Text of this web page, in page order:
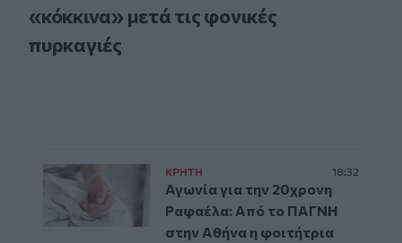
«κόκκινα» μετά τις φονικές
πυρκαγιές
ΚΡΗΤΗ 18:32
Αγωνία για την 20χρονη
Ραφαέλα: Από το ΠΑΓΝΗ
στην Αθήνα η φοιτήτρια